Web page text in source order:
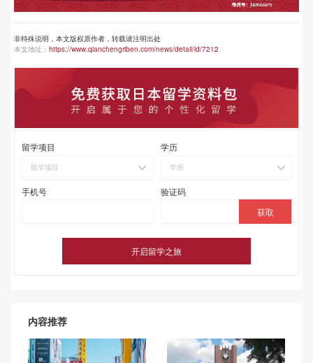
非特殊说明，本文版权原作者，转载请注明出处
本文地址： https://www.qianchengriben.com/news/detail/id/7212
留学项目
留学项目
学历
学历
手机号 验证码
内容推荐